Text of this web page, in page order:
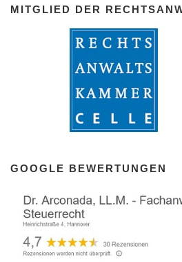
MITGLIED DER
GOOGLE BEWERTUNGEN